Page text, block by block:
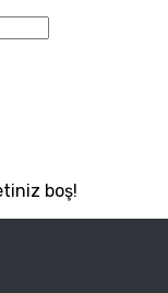
boş!